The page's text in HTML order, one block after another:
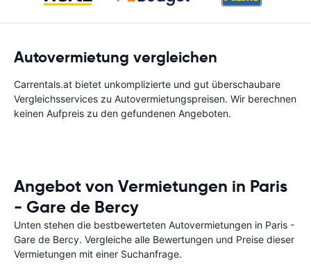
Autovermietung vergleichen
Carrentals.at bietet unkomplizierte und gut überschaubare
Vergleichsservices zu Autovermietungspreisen. Wir berechnen
keinen Aufpreis zu den gefundenen Angeboten.
Angebot von Vermietungen in Paris
- Gare de Bercy
Unten stehen die bestbewerteten Autovermietungen in Paris -
Gare de Bercy. Vergleiche alle Bewertungen und Preise dieser
Vermietungen mit einer Suchanfrage.